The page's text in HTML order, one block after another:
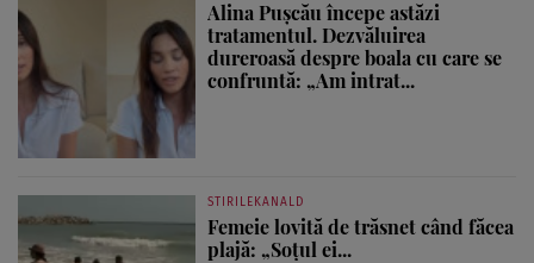
Alina Pușcău începe astăzi
tratamentul. Dezvăluirea
dureroasă despre boala cu care se
confruntă: „Am intrat...
STIRILEKANALD
Femeie lovită de trăsnet când făcea
plajă: „Soțul ei...